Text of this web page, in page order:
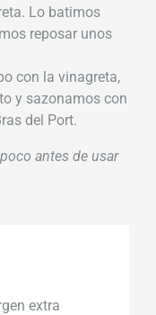
Lo batimos
reposar unos
con la vinagreta,
y sazonamos con
del Port.
antes de usar
extra